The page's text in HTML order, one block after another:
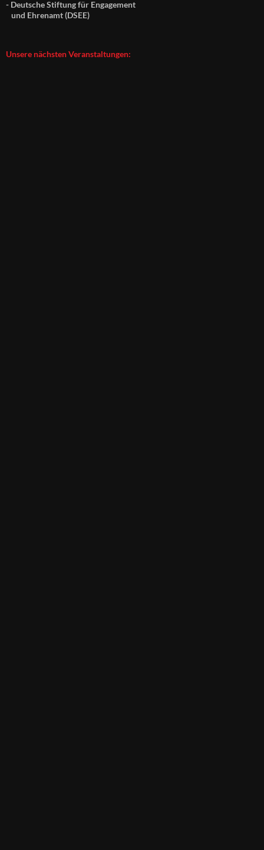
- Deutsche Stiftung für Engagement
und Ehrenamt (DSEE)
Unsere nächsten Veranstaltungen: